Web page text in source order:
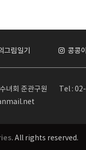
그림일기 콩콩
녀회 준관구원 Tel :
. All rights reserved.